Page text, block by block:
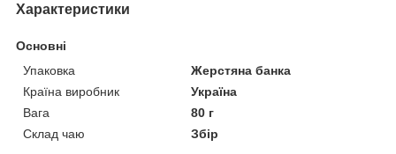
Характеристики
Основні
Упаковка
Жерстяна банка
Країна виробник
Україна
Вага
80 г
Склад чаю
Збір